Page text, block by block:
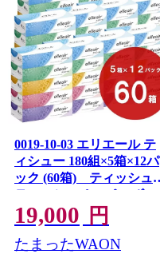
0019-10-03 エリエール テ
ィシュー 180組×5箱×12パ
ック (60箱) ティッシュ
ティッシュペーパー ボッ
クスティッシュ パルプ
100% 日用品 消耗品 生活
必需品
19,000 円
たまったWAON